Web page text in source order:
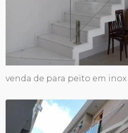
venda de para peito em inox